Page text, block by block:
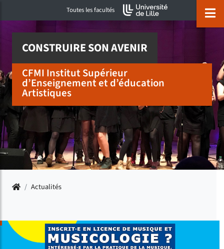
Accéder au menu principal
Accéder à la recherche
Accéder au pied de pageToutes les facultés
CONSTRUIRE SON AVENIR
CFMI Institut Supérieur
d’Enseignement et d’éducation
Artistiques
Accueil
/ Actualités